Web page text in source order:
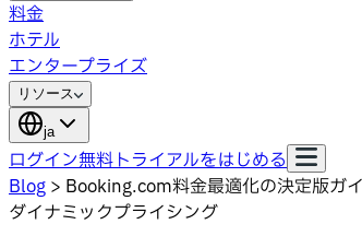
料金
ホテル
エンタープライズ
リソース
ja
ログイン無料トライアルをはじめる
Blog > Booking.com料金最適化の決定版ガ
ダイナミックプライシング